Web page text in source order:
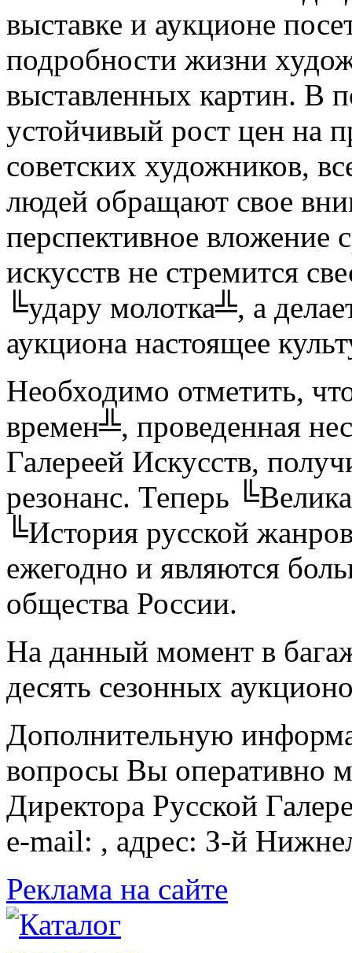
выставке и аукционе
подробности жизни
выставленных картин. В
устойчивый рост цен на
советских художников,
людей обращают свое
перспективное вложение
искусств не стремится
╚удару молотка╩, а
аукциона настоящее
Необходимо отметить,
времен╩, проведенная
Галереей Искусств,
резонанс. Теперь
╚История русской
ежегодно и являются
общества России.
На данный момент в
десять сезонных
Дополнительную
вопросы Вы оперативно
Директора Русской
e-mail: , адрес: З-й
Реклама на сайте